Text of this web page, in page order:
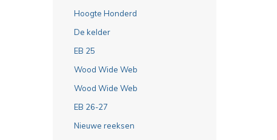
Hoogte Honderd
De kelder
EB 25
Wood Wide Web
Wood Wide Web
EB 26-27
Nieuwe reeksen